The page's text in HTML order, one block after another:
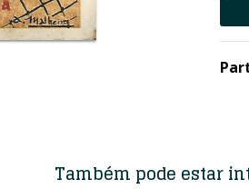
Também pode estar